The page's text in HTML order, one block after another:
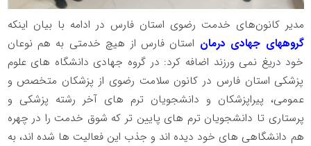
مدیر کانون‌های خدمت رضوی استان فارس در ادامه با بیان اینکه
گروههای جهادی درمان استان فارس از هیچ خدمتی به هم نوعان
خود دریغ نمی ورزند اضافه کرد: در گروه جهادی دانشگاه های علوم
پزشکی استان فارس در کانون سلامت رضوی از پزشکان متخصص و
عمومی، پیراپزشکان و دانشجویان ترم های آخر رشته پزشکی و
پرستاری تا دانشجویان ترم های پایین تر که شوق خدمت را در چهره
هم دانشگاهی های خود دیده اند و جذب این فعالیت ها شده اند، به